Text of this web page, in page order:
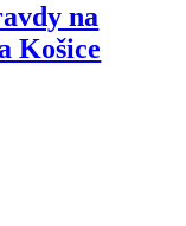
na
Košice